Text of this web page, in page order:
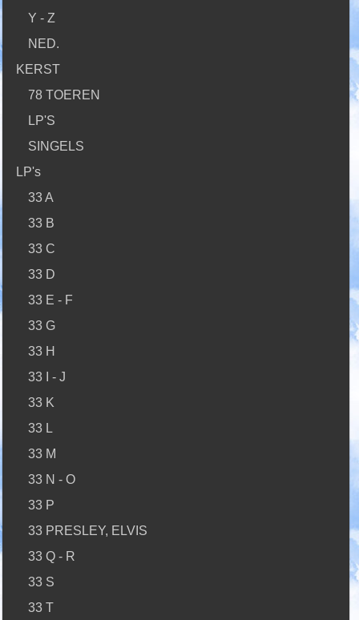
Y - Z
NED.
KERST
78 TOEREN
LP'S
SINGELS
LP's
33 A
33 B
33 C
33 D
33 E - F
33 G
33 H
33 I - J
33 K
33 L
33 M
33 N - O
33 P
33 PRESLEY, ELVIS
33 Q - R
33 S
33 T